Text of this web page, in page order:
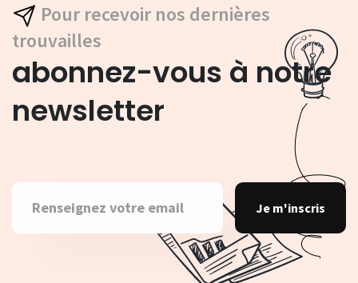
Pour recevoir nos dernières
trouvailles
abonnez-vous à notre
newsletter
Je m'inscris